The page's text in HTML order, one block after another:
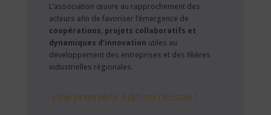
L’association œuvre au rapprochement des
acteurs afin de favoriser l’émergence de
coopérations, projets collaboratifs et
dynamiques d’innovation utiles au
développement des entreprises et des filières
industrielles régionales.
Une première édition réussie !